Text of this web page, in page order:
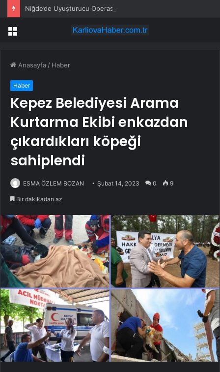
Niğde’de Uyuşturucu Operasyonu: 2 Şüpheli Tutuklandı
Menü
Anasayfa / Haber
Haber
Kepez Belediyesi Arama
Kurtarma Ekibi enkazdan
çıkardıkları köpeği
sahiplendi
ESMA ÖZLEM BOZAN Şubat 14, 2023 0 9
Bir dakikadan az